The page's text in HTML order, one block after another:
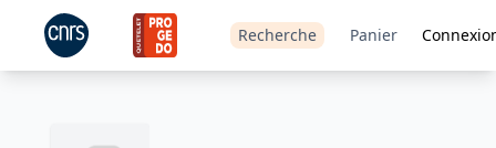
Recherche Panier